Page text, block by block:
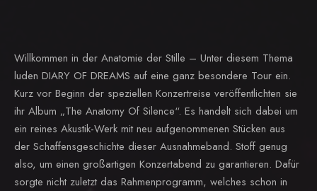
Willkommen in der Anatomie der Stille – Unter diesem Thema
luden DIARY OF DREAMS auf eine ganz besondere Tour ein.
Kurz vor Beginn der speziellen Konzertreise veröffentlichten sie
ihr Album „The Anatomy Of Silence“. Es handelt sich dabei um
ein reines Akustik-Werk mit neu aufgenommenen Stücken aus
der Schaffensgeschichte dieser Ausnahmeband. Stoff genug
also, um einen großartigen Konzertabend zu garantieren. Dafür
sorgte nicht zuletzt das Rahmenprogramm, welches schon in